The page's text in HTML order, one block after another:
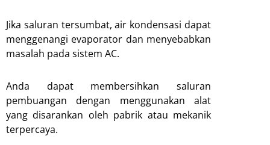
Jika saluran tersumbat, air kondensasi dapat
menggenangi evaporator dan menyebabkan
masalah pada sistem AC.
Anda dapat membersihkan saluran
pembuangan dengan menggunakan alat
yang disarankan oleh pabrik atau mekanik
terpercaya.